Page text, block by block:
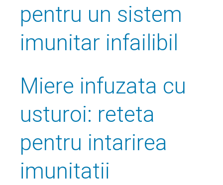
pentru un sistem
imunitar infailibil
Miere infuzata cu
usturoi: reteta
pentru intarirea
imunitatii